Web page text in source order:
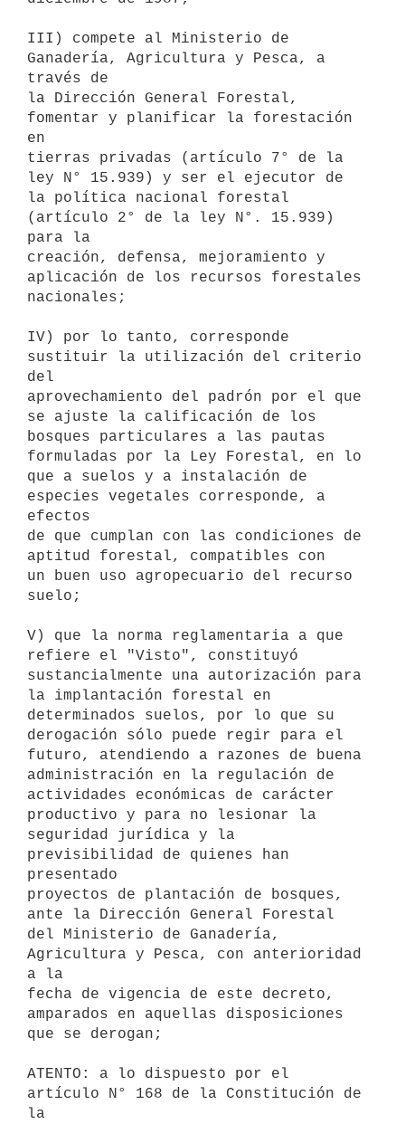
III) compete al Ministerio de
Ganadería, Agricultura y Pesca, a
través de
la Dirección General Forestal,
fomentar y planificar la forestación
en
tierras privadas (artículo 7° de la
ley N° 15.939) y ser el ejecutor de
la política nacional forestal
(artículo 2° de la ley N°. 15.939)
para la
creación, defensa, mejoramiento y
aplicación de los recursos forestales
nacionales;
IV) por lo tanto, corresponde
sustituir la utilización del criterio
del
aprovechamiento del padrón por el que
se ajuste la calificación de los
bosques particulares a las pautas
formuladas por la Ley Forestal, en lo
que a suelos y a instalación de
especies vegetales corresponde, a
efectos
de que cumplan con las condiciones de
aptitud forestal, compatibles con
un buen uso agropecuario del recurso
suelo;
V) que la norma reglamentaria a que
refiere el "Visto", constituyó
sustancialmente una autorización para
la implantación forestal en
determinados suelos, por lo que su
derogación sólo puede regir para el
futuro, atendiendo a razones de buena
administración en la regulación de
actividades económicas de carácter
productivo y para no lesionar la
seguridad jurídica y la
previsibilidad de quienes han
presentado
proyectos de plantación de bosques,
ante la Dirección General Forestal
del Ministerio de Ganadería,
Agricultura y Pesca, con anterioridad
a la
fecha de vigencia de este decreto,
amparados en aquellas disposiciones
que se derogan;
ATENTO: a lo dispuesto por el
artículo N° 168 de la Constitución de
la